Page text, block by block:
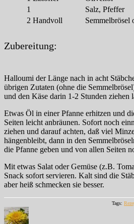
1
Salz, Pfeffer
2 Handvoll Semmelbrösel
Zubereitung:
Halloumi der Länge nach in acht
übrigen Zutaten (ohne die
und den Käse darin 1-2 Stunden ziehen
Etwas Öl in einer Pfanne erhitzen und
Seiten leicht anbräunen. Sofort noch
ziehen und darauf achten, daß viel
hängenbleibt, dann in den
die Pfanne geben und von allen Seiten
Mit etwas Salat oder Gemüse (z.B.
Snack sofort servieren. Kalt sind die
aber heiß schmecken sie besser.
Tags: